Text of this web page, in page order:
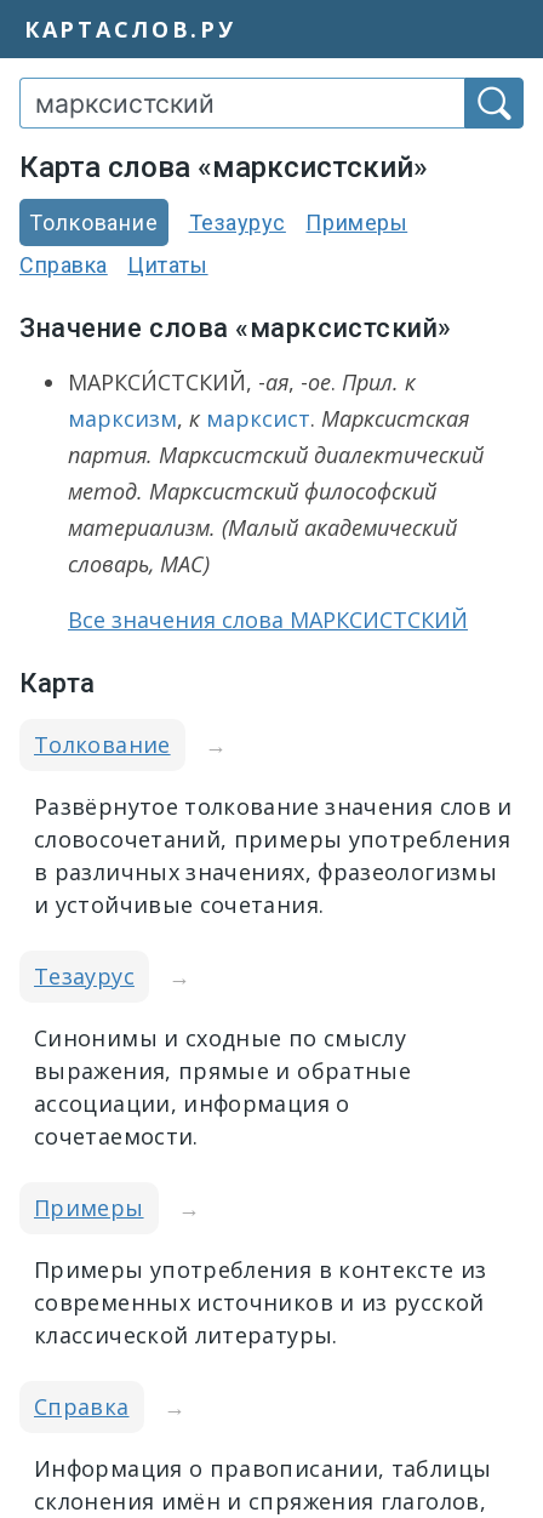
КАРТАСЛОВ.РУ
Карта слова «марксистский»
Толкование Тезаурус
Примеры
Справка
Цитаты
Значение слова «марксистский»
МАРКСИ́СТСКИЙ, -ая, -ое. Прил. к
марксизм, к марксист. Марксистская
партия. Марксистский диалектический
метод. Марксистский философский
материализм. (Малый академический
словарь, МАС)
Все значения слова МАРКСИСТСКИЙ
Карта
Толкование →
Развёрнутое толкование значения слов и
словосочетаний, примеры употребления
в различных значениях, фразеологизмы
и устойчивые сочетания.
Тезаурус →
Синонимы и сходные по смыслу
выражения, прямые и обратные
ассоциации, информация о
сочетаемости.
Примеры →
Примеры употребления в контексте из
современных источников и из русской
классической литературы.
Справка →
Информация о правописании, таблицы
склонения имён и спряжения глаголов,